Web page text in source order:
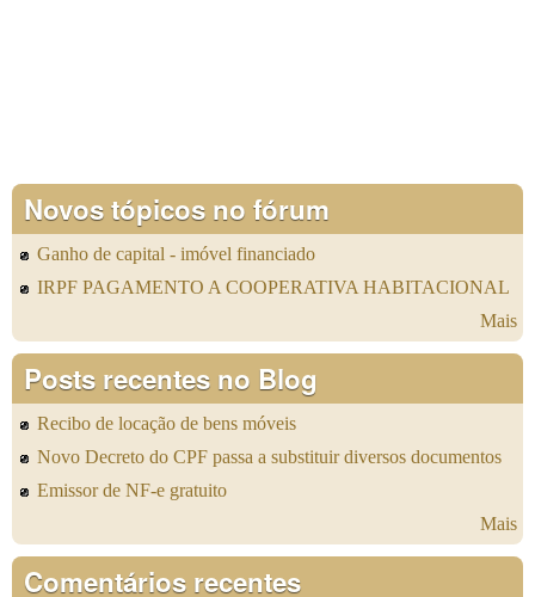
Novos tópicos no fórum
Ganho de capital - imóvel financiado
IRPF PAGAMENTO A COOPERATIVA HABITACIONAL
Mais
Posts recentes no Blog
Recibo de locação de bens móveis
Novo Decreto do CPF passa a substituir diversos documentos
Emissor de NF-e gratuito
Mais
Comentários recentes